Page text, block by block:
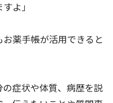
よ」
薬手帳が活用できると
症状や体質、病歴を説